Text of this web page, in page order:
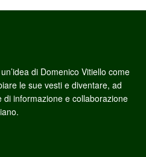
di Domenico Vitiello come
le sue vesti e diventare, ad
informazione e collaborazione